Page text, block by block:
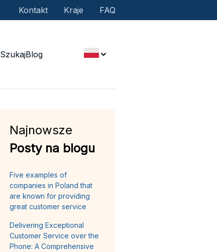
Kontakt Kraje FAQ
SzukajBlog
Najnowsze
Posty na blogu
Five examples of
companies in Poland that
are known for providing
great customer service
Delivering Exceptional
Customer Service over the
Phone: A Comprehensive